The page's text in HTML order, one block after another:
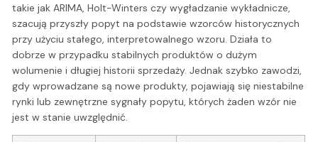
takie jak ARIMA, Holt-Winters czy wygładzanie wykładnicze,
szacują przyszły popyt na podstawie wzorców historycznych
przy użyciu stałego, interpretowalnego wzoru. Działa to
dobrze w przypadku stabilnych produktów o dużym
wolumenie i długiej historii sprzedaży. Jednak szybko zawodzi,
gdy wprowadzane są nowe produkty, pojawiają się niestabilne
rynki lub zewnętrzne sygnały popytu, których żaden wzór nie
jest w stanie uwzględnić.